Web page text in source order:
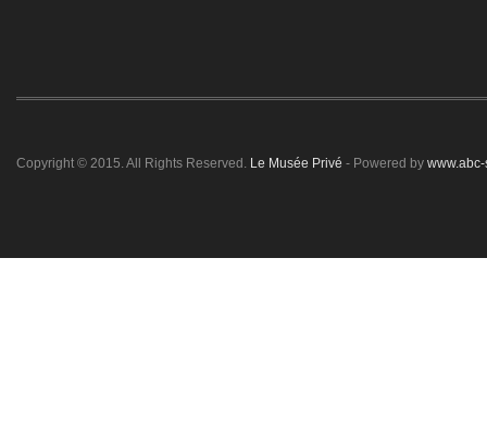
Copyright © 2015. All Rights Reserved. Le Musée Privé - Powered by